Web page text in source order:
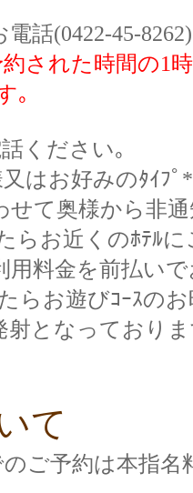
電話(0422-45-
された時間の1
｡
ください｡
はお好みのﾀｲﾌ
せて奥様から非
らお近くのﾎﾃﾙ
用料金を前払い
らお遊びｺｰｽの
射となっており
て
ご予約は本指名